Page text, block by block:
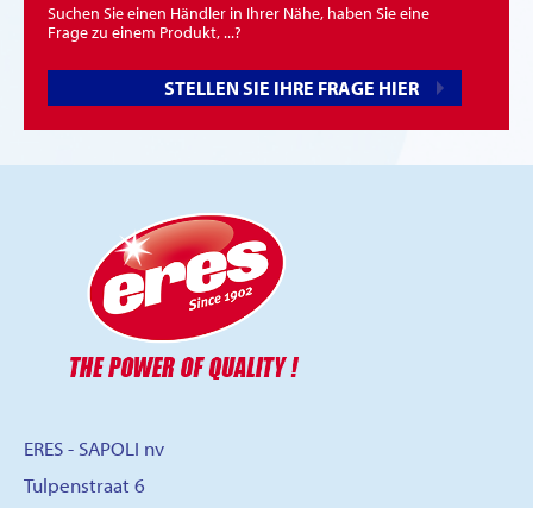
Suchen Sie einen Händler in Ihrer Nähe, haben Sie eine
Frage zu einem Produkt, ...?
STELLEN SIE IHRE FRAGE HIER
ERES - SAPOLI nv
Tulpenstraat 6